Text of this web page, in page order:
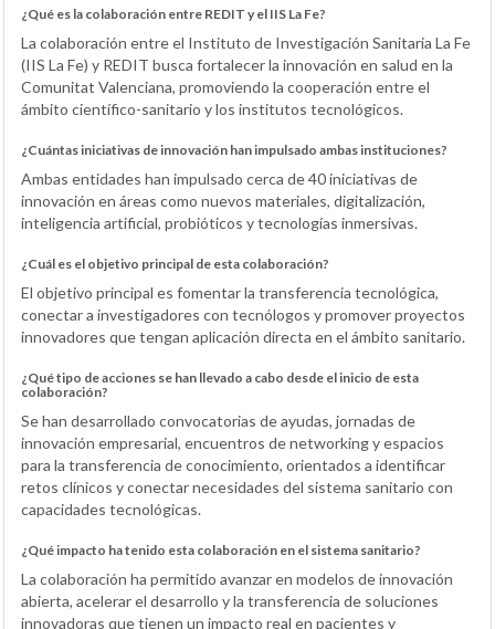
¿Qué es la colaboración entre REDIT y el IIS La Fe?
La colaboración entre el Instituto de Investigación Sanitaria La Fe
(IIS La Fe) y REDIT busca fortalecer la innovación en salud en la
Comunitat Valenciana, promoviendo la cooperación entre el
ámbito científico-sanitario y los institutos tecnológicos.
¿Cuántas iniciativas de innovación han impulsado ambas instituciones?
Ambas entidades han impulsado cerca de 40 iniciativas de
innovación en áreas como nuevos materiales, digitalización,
inteligencia artificial, probióticos y tecnologías inmersivas.
¿Cuál es el objetivo principal de esta colaboración?
El objetivo principal es fomentar la transferencia tecnológica,
conectar a investigadores con tecnólogos y promover proyectos
innovadores que tengan aplicación directa en el ámbito sanitario.
¿Qué tipo de acciones se han llevado a cabo desde el inicio de esta
colaboración?
Se han desarrollado convocatorias de ayudas, jornadas de
innovación empresarial, encuentros de networking y espacios
para la transferencia de conocimiento, orientados a identificar
retos clínicos y conectar necesidades del sistema sanitario con
capacidades tecnológicas.
¿Qué impacto ha tenido esta colaboración en el sistema sanitario?
La colaboración ha permitido avanzar en modelos de innovación
abierta, acelerar el desarrollo y la transferencia de soluciones
innovadoras que tienen un impacto real en pacientes y